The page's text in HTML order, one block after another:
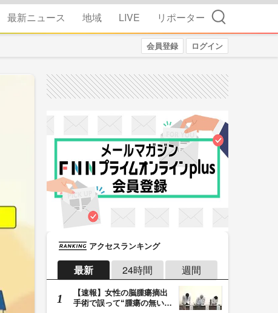
最新ニュース 地域 LIVE リポーター 検索
会員登録 ログイン
アクセスランキング
最新 24時間 週間
【速報】女性の脳腫瘍摘出
手術で誤って“腫瘍の無い部